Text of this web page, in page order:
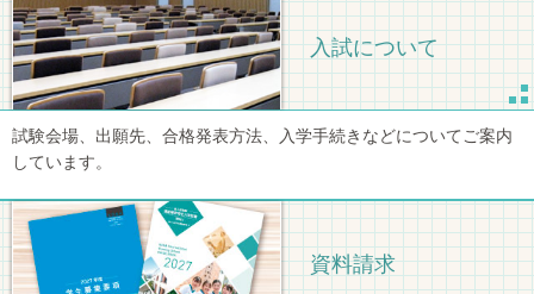
入試について
試験会場、出願先、合格発表方法、入学手続きなどについてご案内
しています。
資料請求